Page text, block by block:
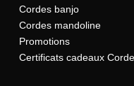
Cordes banjo
Cordes mandoline
Promotions
Certificats cadeaux